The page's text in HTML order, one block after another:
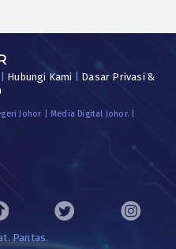
Hubungi Kami
Dasar Privasi &
Johor | Media Digital Johor. |
Pantas.